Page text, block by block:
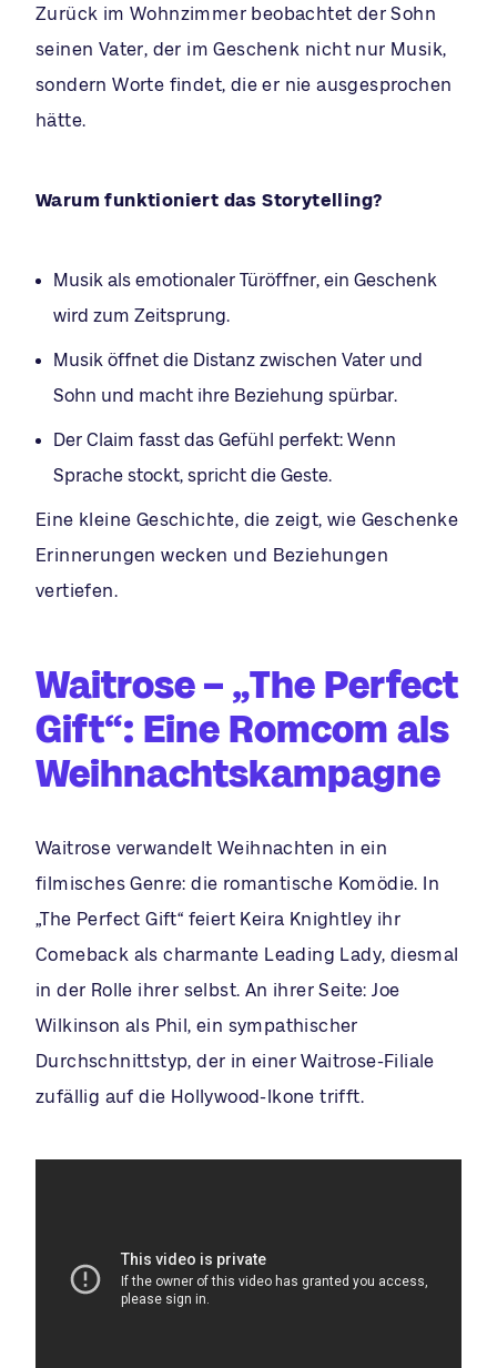
Zurück im Wohnzimmer beobachtet der Sohn
seinen Vater, der im Geschenk nicht nur Musik,
sondern Worte findet, die er nie ausgesprochen
hätte.
Warum funktioniert das Storytelling?
Musik als emotionaler Türöffner, ein Geschenk
wird zum Zeitsprung.
Musik öffnet die Distanz zwischen Vater und
Sohn und macht ihre Beziehung spürbar.
Der Claim fasst das Gefühl perfekt: Wenn
Sprache stockt, spricht die Geste.
Eine kleine Geschichte, die zeigt, wie Geschenke
Erinnerungen wecken und Beziehungen
vertiefen.
Waitrose – „The Perfect
Gift“: Eine Romcom als
Weihnachtskampagne
Waitrose verwandelt Weihnachten in ein
filmisches Genre: die romantische Komödie. In
„The Perfect Gift“ feiert Keira Knightley ihr
Comeback als charmante Leading Lady, diesmal
in der Rolle ihrer selbst. An ihrer Seite: Joe
Wilkinson als Phil, ein sympathischer
Durchschnittstyp, der in einer Waitrose-Filiale
zufällig auf die Hollywood-Ikone trifft.